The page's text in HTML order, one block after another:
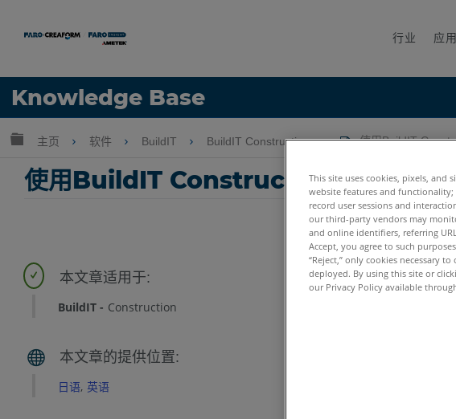
行业 应
Knowledge Base
语言
扩展/隐缩全局层次
主页 软件 BuildIT BuildIT Construction 使用BuildIT
使用BuildIT Construction地板平坦度
BuildIT Construction
日语 英语
This site uses cookies, pixels, and
website features and functionality;
record user sessions and
our third-party vendors may
and online identifiers, referring
Accept, you agree to such
“Reject,” only cookies necessary
deployed. By using this site or
our Privacy Policy available